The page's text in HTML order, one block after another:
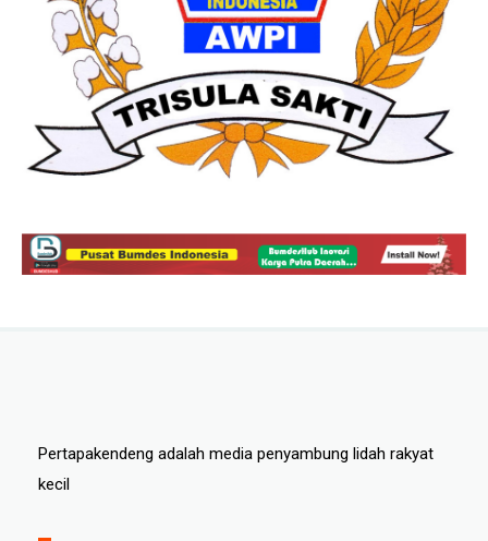
Pertapakendeng adalah media penyambung lidah rakyat
kecil